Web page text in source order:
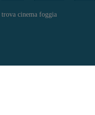
trova cinema foggia